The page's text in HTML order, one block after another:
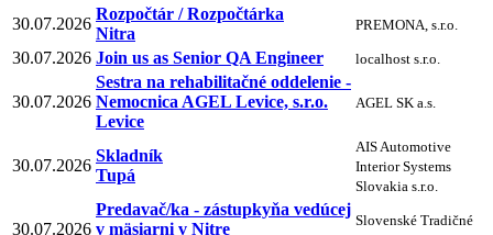
30.07.2026
Rozpočtár / Rozpočtárka
Nitra
PREMONA, s.r.o.
30.07.2026 Join us as Senior QA Engineer localhost s.r.o.
30.07.2026
Sestra na rehabilitačné oddelenie -
Nemocnica AGEL Levice, s.r.o.
Levice
AGEL SK a.s.
30.07.2026
Skladník
Tupá
AIS Automotive
Interior Systems
Slovakia s.r.o.
30.07.2026
Predavač/ka - zástupkyňa vedúcej
v mäsiarni v Nitre
Slovenské Tradičné